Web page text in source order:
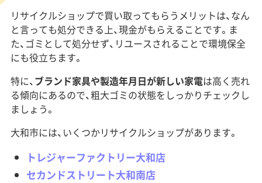
リサイクルショップで買い取ってもらうメリットは、なん
と言っても処分できる上、現金がもらえることです。ま
た、ゴミとして処分せず、リユースされることで環境保全
にも役立ちます。
特に、ブランド家具や製造年月日が新しい家電は高く売れ
る傾向にあるので、粗大ゴミの状態をしっかりチェックし
ましょう。
大和市には、いくつかリサイクルショップがあります。
トレジャーファクトリー大和店
セカンドストリート大和南店